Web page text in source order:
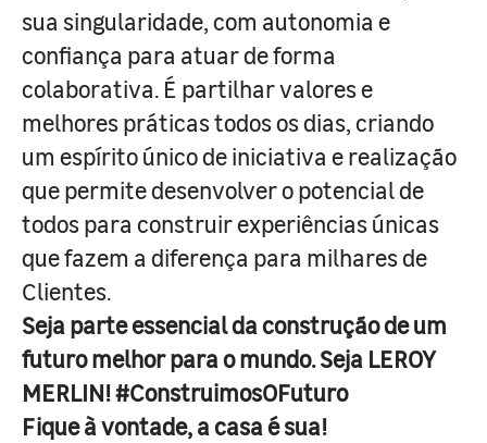
sua singularidade, com autonomia e
confiança para atuar de forma
colaborativa. É partilhar valores e
melhores práticas todos os dias, criando
um espírito único de iniciativa e realização
que permite desenvolver o potencial de
todos para construir experiências únicas
que fazem a diferença para milhares de
Clientes.
Seja parte essencial da construção de um
futuro melhor para o mundo. Seja LEROY
MERLIN! #ConstruimosOFuturo
Fique à vontade, a casa é sua!